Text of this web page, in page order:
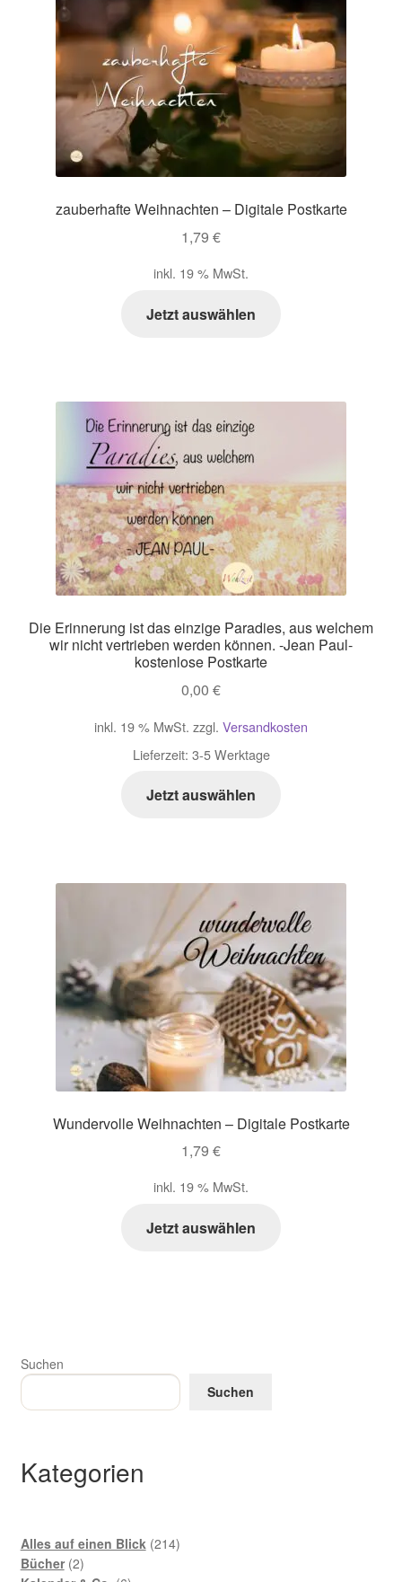
zauberhafte Weihnachten – Digitale Postkarte
1,79 €
inkl. 19 % MwSt.
Jetzt auswählen
Die Erinnerung ist das einzige Paradies, aus welchem
wir nicht vertrieben werden können. -Jean Paul-
kostenlose Postkarte
0,00 €
inkl. 19 % MwSt. zzgl. Versandkosten
Lieferzeit: 3-5 Werktage
Jetzt auswählen
Wundervolle Weihnachten – Digitale Postkarte
1,79 €
inkl. 19 % MwSt.
Jetzt auswählen
Suchen
Suchen
Kategorien
Alles auf einen Blick 214214
Bücher 22